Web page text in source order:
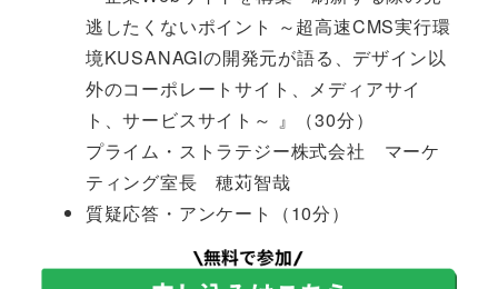
逃したくないポイント ～超高速CMS実行環
境KUSANAGIの開発元が語る、デザイン以
外のコーポレートサイト、メディアサイ
ト、サービスサイト～ 』（30分）
プライム・ストラテジー株式会社 マーケ
ティング室長 穂苅智哉
質疑応答・アンケート（10分）